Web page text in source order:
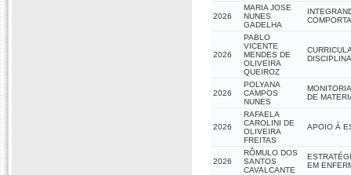
2026
MARIA JOSE
NUNES
GADELHA
2026
PABLO
VICENTE
MENDES DE
OLIVEIRA
QUEIROZ
2026
POLYANA
CAMPOS
NUNES
DE
2026
RAFAELA
CAROLINI DE
OLIVEIRA
FREITAS
APOIO À
2026
RÔMULO DOS
SANTOS
CAVALCANTE
EM